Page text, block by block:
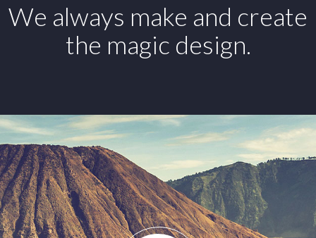
We always make and create
the magic design.